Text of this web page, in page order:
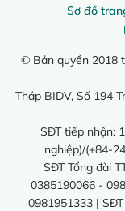
Sơ đồ
© Bản quyền 2018
Tháp BIDV, Số 194
SĐT tiếp nhận:
nghiệp)/(+84-
SĐT Tổng đài
0385190066 -
0981951333 |